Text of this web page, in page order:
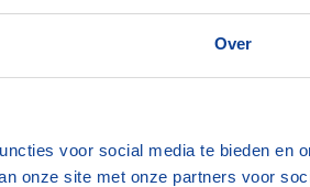
Over
voor social media te bieden en
onze site met onze partners voor